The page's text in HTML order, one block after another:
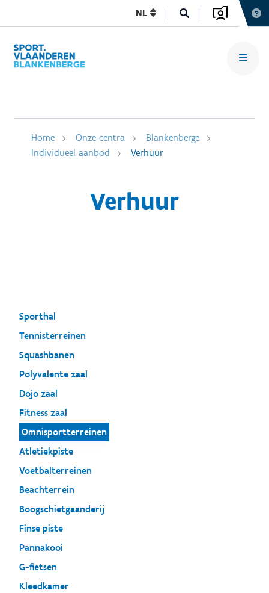
NL
Home Onze centra
Blankenberge
Individueel aanbod
Verhuur
Verhuur
Sporthal
Tennisterreinen
Squashbanen
Polyvalente zaal
Dojo zaal
Fitness zaal
Omnisportterreinen
Atletiekpiste
Voetbalterreinen
Beachterrein
Boogschietgaanderij
Finse piste
Pannakooi
G-fietsen
Kleedkamer